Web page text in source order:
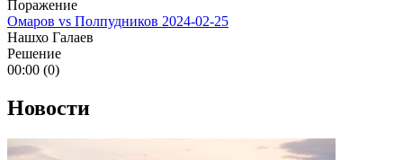
Поражение
Омаров vs Полпудников 2024-02-25
Нашхо Галаев
Решение
00:00 (0)
Новости